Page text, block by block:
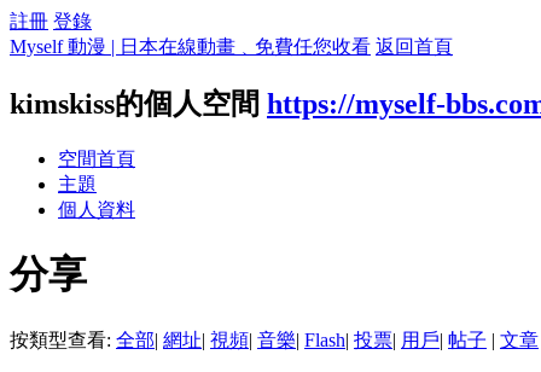
註冊 登錄
Myself 動漫 | 日本在線動畫﹑免費任您收看 返回首頁
kimskiss的個人空間 https://myself-
空間首頁
主題
個人資料
分享
按類型查看: 全部| 網址| 視頻| 音樂| Flash| 投票| 用戶| 帖子 | 文章